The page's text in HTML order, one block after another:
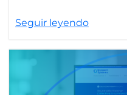
Seguir leyendo